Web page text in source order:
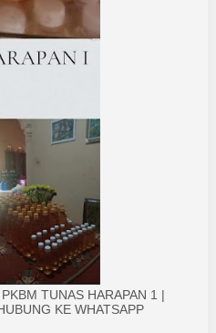
TUNAS HARAPAN 1 |
KE WHATSAPP